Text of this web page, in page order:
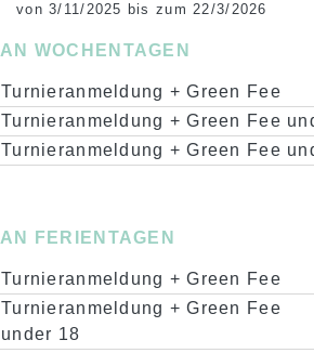
von 3/11/2025 bis zum 22/3/2026
AN WOCHENTAGEN
Turnieranmeldung + Green Fee
Turnieranmeldung + Green Fee
Turnieranmeldung + Green Fee
AN FERIENTAGEN
Turnieranmeldung + Green Fee
Turnieranmeldung + Green Fee
under 18